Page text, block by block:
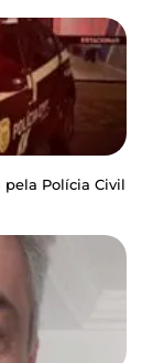
Polícia Civil